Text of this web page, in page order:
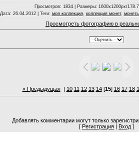
Просмотров: 1834 | Размеры: 1600x1200px/
Дата: 26.04.2012 | Теги: моя коллекция, коллекция монет,
Просмотреть фотографию в
« Предыдущая| 10 11 12 13 14[15] 16 17 18
Добавлять комментарии могут только
[ Регистрация Вход ]